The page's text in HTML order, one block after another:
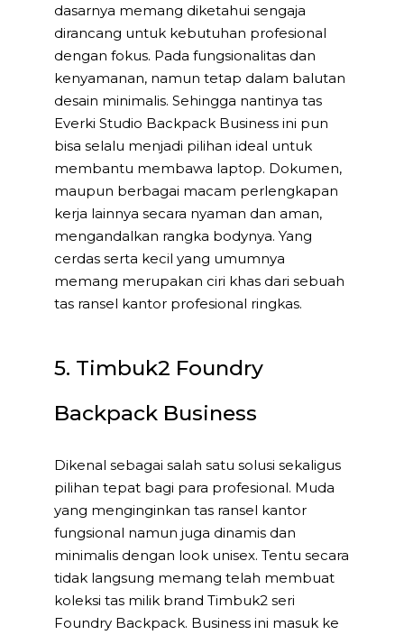
dasarnya memang diketahui sengaja
dirancang untuk kebutuhan profesional
dengan fokus. Pada fungsionalitas dan
kenyamanan, namun tetap dalam balutan
desain minimalis. Sehingga nantinya tas
Everki Studio Backpack Business ini pun
bisa selalu menjadi pilihan ideal untuk
membantu membawa laptop. Dokumen,
maupun berbagai macam perlengkapan
kerja lainnya secara nyaman dan aman,
mengandalkan rangka bodynya. Yang
cerdas serta kecil yang umumnya
memang merupakan ciri khas dari sebuah
tas ransel kantor profesional ringkas.
5. Timbuk2 Foundry
Backpack Business
Dikenal sebagai salah satu solusi sekaligus
pilihan tepat bagi para profesional. Muda
yang menginginkan tas ransel kantor
fungsional namun juga dinamis dan
minimalis dengan look unisex. Tentu secara
tidak langsung memang telah membuat
koleksi tas milik brand Timbuk2 seri
Foundry Backpack. Business ini masuk ke